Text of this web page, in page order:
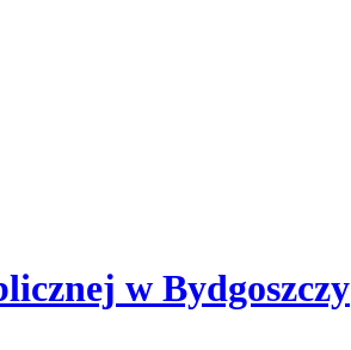
w Bydgoszczy